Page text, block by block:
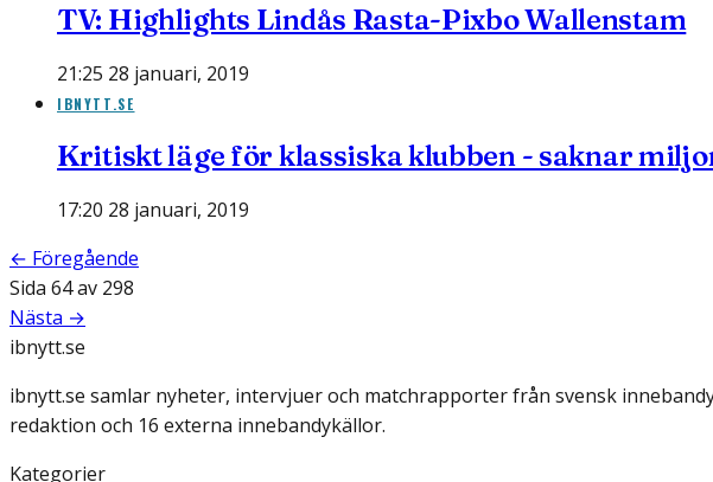
TV: Highlights Lindås Rasta-Pixbo Wallenstam
21:25 28 januari, 2019
IBNYTT.SE
Kritiskt läge för klassiska klubben - saknar
17:20 28 januari, 2019
← Föregående
Sida 64av 298
Nästa →
ibnytt.se
ibnytt.se samlar nyheter, intervjuer och matchrapporter från svensk
redaktion och 16 externa innebandykällor.
Kategorier